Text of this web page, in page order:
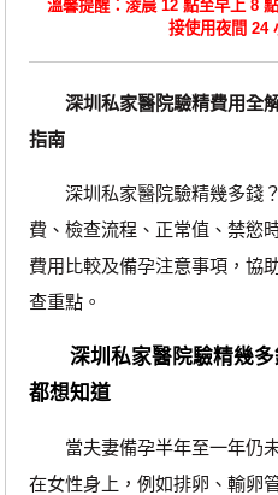
溫馨提醒：淩晨 12 點至早上 8
接使用夜間 24
深圳私家醫院驗精費用全
指南
深圳私家醫院驗精幾多錢？
費、檢查流程、正常值、禁慾
費用比較及備孕注意事項，協
查重點。
深圳私家醫院驗精幾
都想知道
當夫妻備孕半年至一年仍未
在女性身上，例如排卵、輸卵